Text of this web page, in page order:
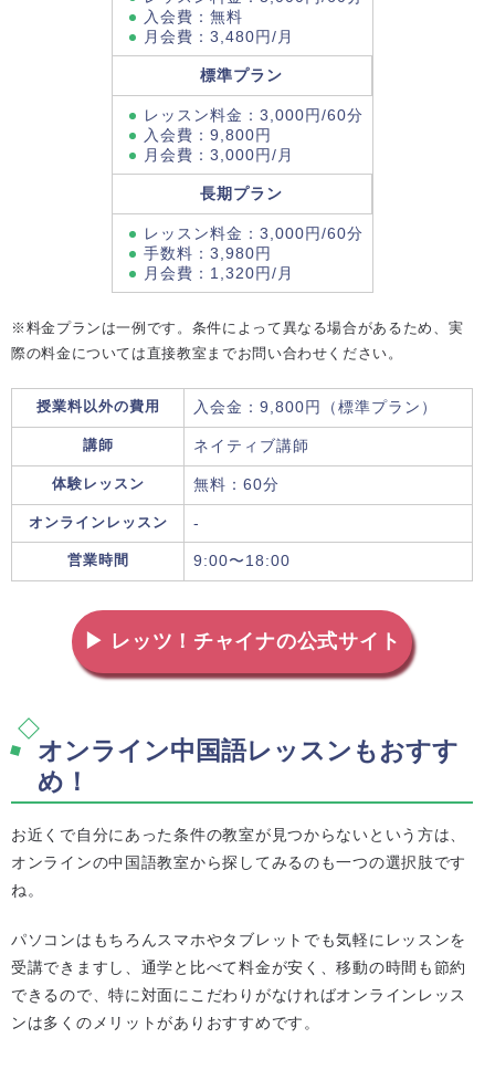
入会費：無料
月会費：3,480円/月
標準プラン
レッスン料金：3,000円/60分
入会費：9,800円
月会費：3,000円/月
長期プラン
レッスン料金：3,000円/60分
手数料：3,980円
月会費：1,320円/月
※料金プランは一例です。条件によって異なる場合があるため、実
際の料金については直接教室までお問い合わせください。
授業料以外の費用 入会金：9,800円（標準プラン）
講師 ネイティブ講師
体験レッスン 無料：60分
オンラインレッスン -
営業時間 9:00〜18:00
▶ レッツ！チャイナの公式サイト
オンライン中国語レッスンもおすす
め！
お近くで自分にあった条件の教室が見つからないという方は、
オンラインの中国語教室から探してみるのも一つの選択肢です
ね。
パソコンはもちろんスマホやタブレットでも気軽にレッスンを
受講できますし、通学と比べて料金が安く、移動の時間も節約
できるので、特に対面にこだわりがなければオンラインレッス
ンは多くのメリットがありおすすめです。